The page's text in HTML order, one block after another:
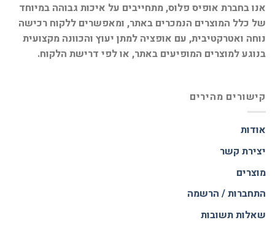
אנו בחברת אופיס פלוס, מתחייבים על איכות גבוהה במיוחד
של כלל המוצרים הנמכרים באתר, ומאפשרים ללקוח רכישה
נוחה ואטרקטיבית, עם אופציה למתן יעוץ והכוונה מקצועית
בנוגע למוצרים המופיעים באתר, או לפי דרישת הלקוח.
קישורים מהירים
אודות
יצירת קשר
מוצרים
התחברות / הרשמה
שאלות תשובות